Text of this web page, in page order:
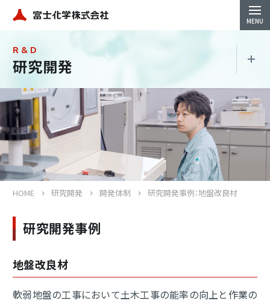
R & D
研究開発
HOME 研究開発 開発体制 研究開発事例：地盤改良材
研究開発事例
地盤改良材
軟弱地盤の工事において土木工事の能率の向上と作業の
研究開発
開発体制
対外発表